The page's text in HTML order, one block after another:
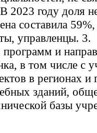
2023 году доля
составила
управленцы. 3.
и
в том числе с
в регионах и
зданий,
базы